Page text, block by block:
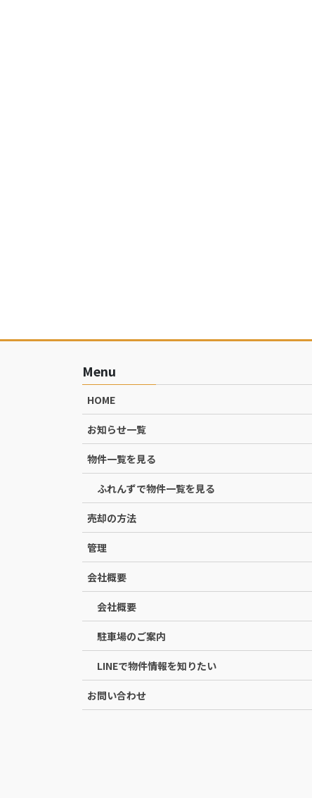
Menu
HOME
お知らせ一覧
物件一覧を見る
ふれんずで物件一覧を見る
売却の方法
管理
会社概要
会社概要
駐車場のご案内
LINEで物件情報を知りたい
お問い合わせ